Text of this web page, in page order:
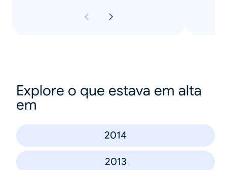
Explore o que estava em alta
em
2014
2013